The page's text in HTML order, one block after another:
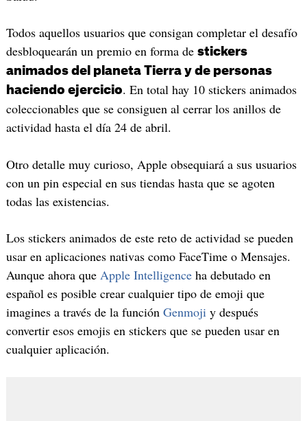
Todos aquellos usuarios que consigan completar el desafío
desbloquearán un premio en forma de stickers
animados del planeta Tierra y de personas
haciendo ejercicio. En total hay 10 stickers animados
coleccionables que se consiguen al cerrar los anillos de
actividad hasta el día 24 de abril.
Otro detalle muy curioso, Apple obsequiará a sus usuarios
con un pin especial en sus tiendas hasta que se agoten
todas las existencias.
Los stickers animados de este reto de actividad se pueden
usar en aplicaciones nativas como FaceTime o Mensajes.
Aunque ahora que Apple Intelligenceha debutado en
español es posible crear cualquier tipo de emoji que
imagines a través de la función Genmojiy después
convertir esos emojis en stickers que se pueden usar en
cualquier aplicación.